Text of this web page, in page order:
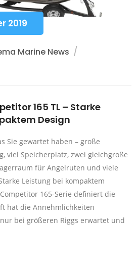
2019
Marine News
165 TL – Starke
Design
Sie gewartet haben – große
viel Speicherplatz, zwei gleichgroße
für Angelruten und viele
Leistung bei kompaktem
165-Serie definiert die
hat die Annehmlichkeiten
bei größeren Riggs erwartet und